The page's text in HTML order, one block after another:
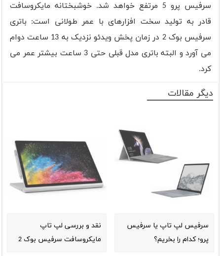
سرفیس پرو 5 مرتفع خواهد شد. خوشبختانه مایکروسافت
قادر به تولید سخت افزارهای با عمر طولانی است: باتری
سرفیس بوک 2 در زمان پخش ویدئو نزدیک به 13 ساعت دوام
می آورد و البته باتری مدل قبلی حتی 3 ساعت بیشتر عمر می
کرد.
دیگر مقالات
سرفیس لپ تاپ یا سرفیس
پرو؛ کدام را بخریم؟
نقد و بررسی لپ تاپ
مایکروسافت سرفیس بوک 2